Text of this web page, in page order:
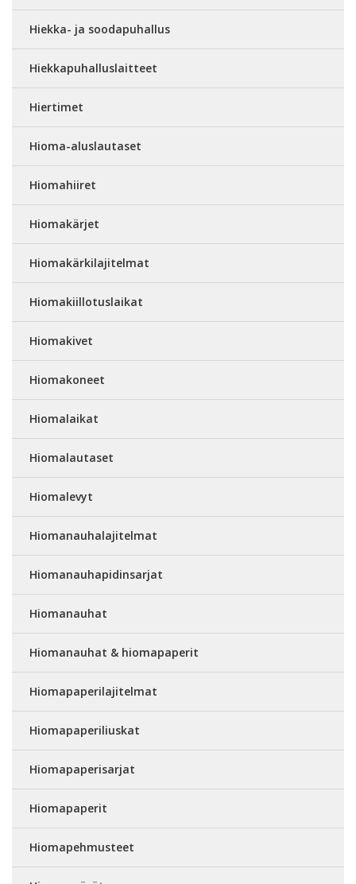
Hiekka- ja soodapuhallus
Hiekkapuhalluslaitteet
Hiertimet
Hioma-aluslautaset
Hiomahiiret
Hiomakärjet
Hiomakärkilajitelmat
Hiomakiillotuslaikat
Hiomakivet
Hiomakoneet
Hiomalaikat
Hiomalautaset
Hiomalevyt
Hiomanauhalajitelmat
Hiomanauhapidinsarjat
Hiomanauhat
Hiomanauhat & hiomapaperit
Hiomapaperilajitelmat
Hiomapaperiliuskat
Hiomapaperisarjat
Hiomapaperit
Hiomapehmusteet